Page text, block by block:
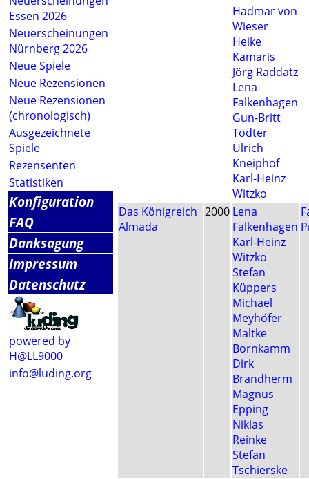
Essen 2026
Neuerscheinungen
Nürnberg 2026
Neue Spiele
Neue Rezensionen
Neue Rezensionen
(chronologisch)
Ausgezeichnete
Spiele
Rezensenten
Statistiken
Konfiguration
FAQ
Danksagung
Impressum
Datenschutz
powered by
H@LL9000
info@luding.org
Hadmar von
Wieser
Heike
Kamaris
Jörg Raddatz
Lena
Falkenhagen
Gun-Britt
Tödter
Ulrich
Kneiphof
Karl-Heinz
Witzko
Das Königreich
Almada
2000 Lena
Falkenhagen
Karl-Heinz
Witzko
Stefan
Küppers
Michael
Meyhöfer
Maltke
Bornkamm
Dirk
Brandherm
Magnus
Epping
Niklas
Reinke
Stefan
Tschierske